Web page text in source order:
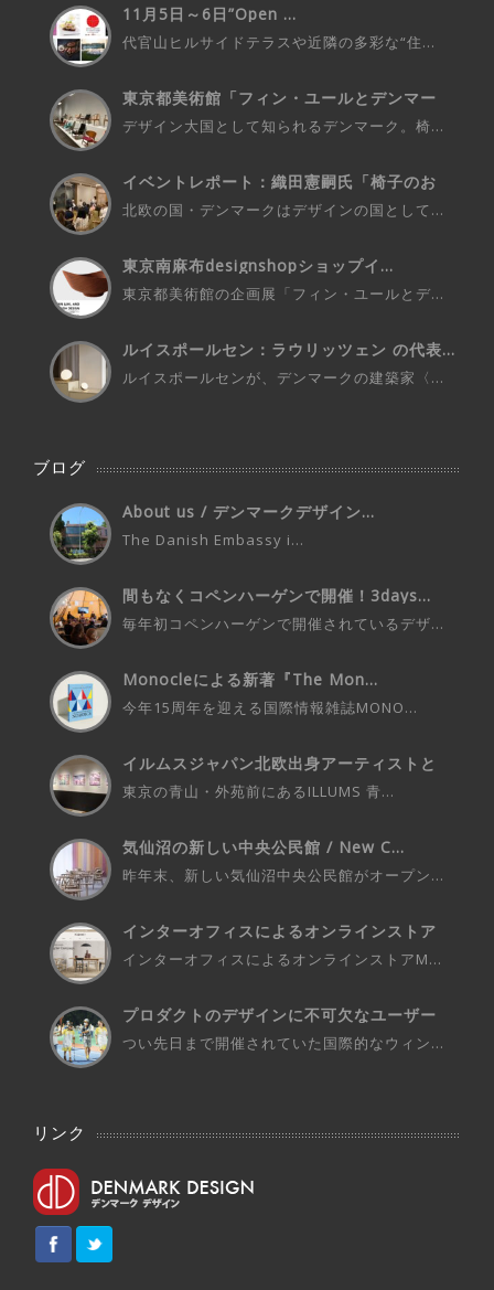
11月5日～6日”Open ...
代官山ヒルサイドテラスや近隣の多彩な“住...
東京都美術館「フィン・ユールとデンマー
デザイン大国として知られるデンマーク。椅...
イベントレポート：織田憲嗣氏「椅子のお
話...
北欧の国・デンマークはデザインの国として...
東京南麻布designshopショップイ...
東京都美術館の企画展「フィン・ユールとデ...
ルイスポールセン：ラウリッツェン の代表...
ルイスポールセンが、デンマークの建築家〈...
ブログ
About us / デンマークデザイン...
The Danish Embassy i...
間もなくコペンハーゲンで開催！3days...
毎年初コペンハーゲンで開催されているデザ...
Monocleによる新著『The Mon...
今年15周年を迎える国際情報雑誌MONO...
イルムスジャパン北欧出身アーティストと
の...
東京の青山・外苑前にあるILLUMS 青...
気仙沼の新しい中央公民館 / New C...
昨年末、新しい気仙沼中央公民館がオープン...
インターオフィスによるオンラインストア
インターオフィスによるオンラインストアM...
プロダクトのデザインに不可欠なユーザー
つい先日まで開催されていた国際的なウィン...
リンク